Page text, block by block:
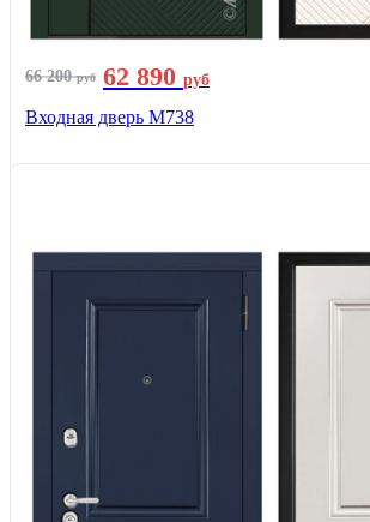
66 200руб 62 890 руб
Входная дверь М738